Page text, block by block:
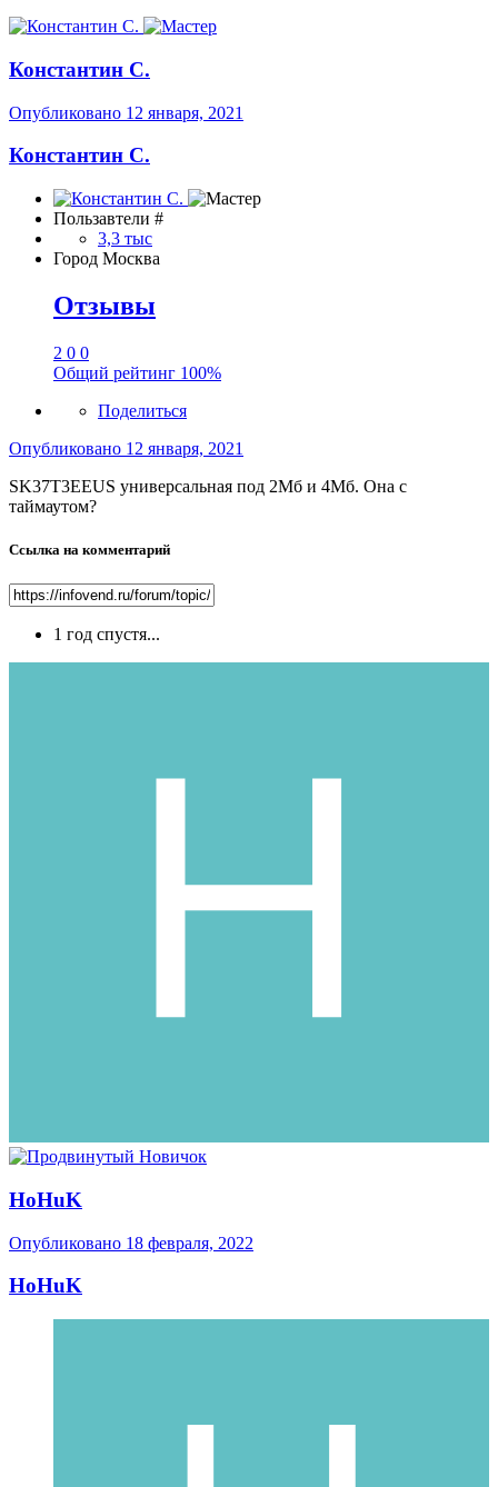
Константин С.
Опубликовано 12 января, 2021
Константин С.
Пользавтели #
3,3 тыс
Город Москва
Отзывы
2 0 0
Общий рейтинг 100%
Поделиться
Опубликовано 12 января, 2021
SK37T3EEUS универсальная под 2Мб и 4Мб. Она с
таймаутом?
Ссылка на комментарий
1 год спустя...
HoHuK
Опубликовано 18 февраля, 2022
HoHuK